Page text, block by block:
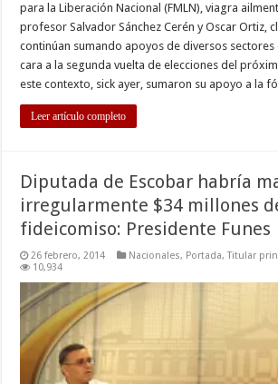
para la Liberación Nacional (FMLN), viagra
profesor Salvador Sánchez Cerén y Oscar Ortiz,
continúan sumando apoyos de diversos
cara a la segunda vuelta de elecciones del
este contexto, sick ayer, sumaron su apoyo a la
Leer artículo completo
Diputada de Escobar habría
irregularmente $34 millones
fideicomiso: Presidente Funes
26 febrero, 2014 Nacionales, Portada,Titular
10,934